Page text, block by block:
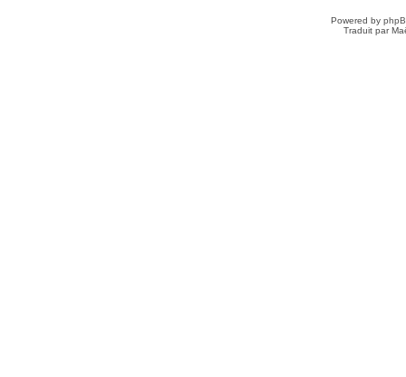
Powered by
Traduit par